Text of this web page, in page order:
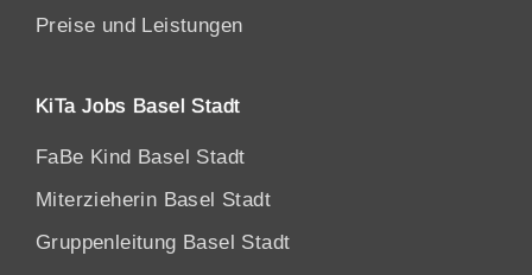
Preise und Leistungen
KiTa Jobs Basel Stadt
FaBe Kind Basel Stadt
Miterzieherin Basel Stadt
Gruppenleitung Basel Stadt